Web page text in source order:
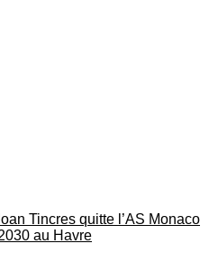
Tincres quitte l’AS Monaco
au Havre